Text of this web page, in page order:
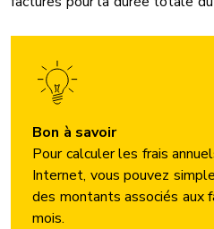
Bon à savoir
Pour calculer les frais
Internet, vous pouvez
des montants associés aux
mois.